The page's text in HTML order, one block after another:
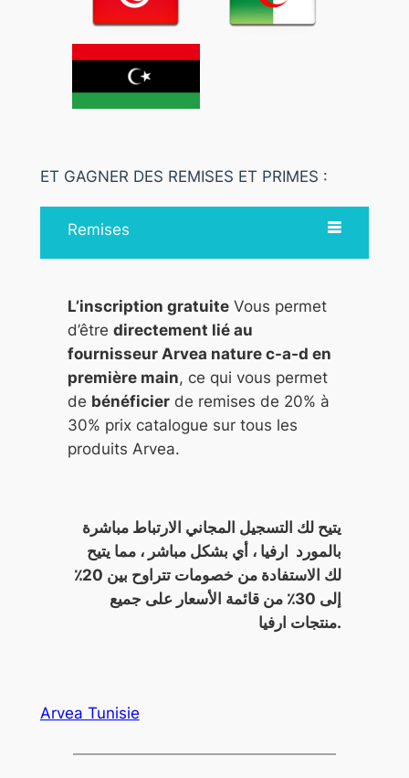
ET GAGNER DES REMISES ET PRIMES :
Remises
L’inscription gratuiteVous permet
d’être directement lié au
fournisseur Arvea nature c-a-d en
première main, ce qui vous permet
de bénéficierde remises de 20% à
30% prix catalogue sur tous les
produits Arvea.
يتيح لك التسجيل المجاني الارتباط مباشرة
بالمورد ارفيا ، أي بشكل مباشر ، مما يتيح
لك الاستفادة من خصومات تتراوح بين 20٪
إلى 30٪ من قائمة الأسعار على جميع
منتجات ارفيا.
Arvea Tunisie